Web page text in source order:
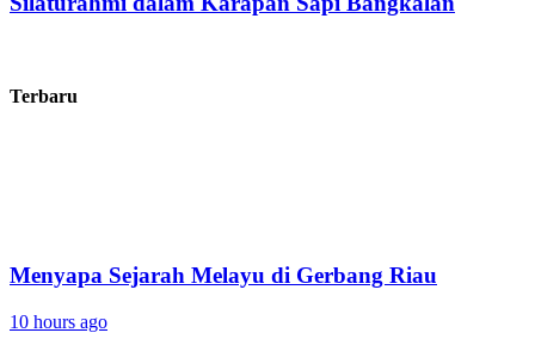
Terbaru
Menyapa Sejarah Melayu di Gerbang Riau
10 hours ago